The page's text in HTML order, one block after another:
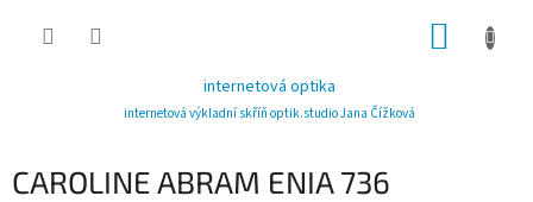
internetová optika
internetová výkladní skříň optik.studio Jana Čížková
CAROLINE ABRAM ENIA 736